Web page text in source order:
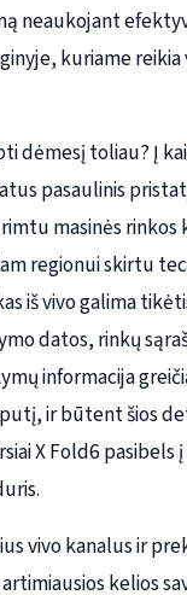
neaukojant
kuriame
dėmesį toliau? Į
pasaulinis
masinės
regionui skirtu
iš vivo galima
datos, rinkų
informacija
ir būtent šios
X Fold6 pasibels
vivo kanalus ir
kelios